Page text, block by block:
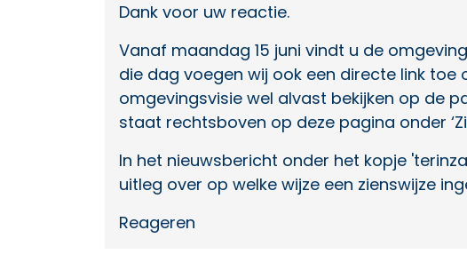
Dank voor uw reactie.
Vanaf maandag 15 juni vindt u de
die dag voegen wij ook een directe link toe
omgevingsvisie wel alvast bekijken op de
staat rechtsboven op deze pagina onder
In het nieuwsbericht onder het kopje
uitleg over op welke wijze een zienswijze
Reageren